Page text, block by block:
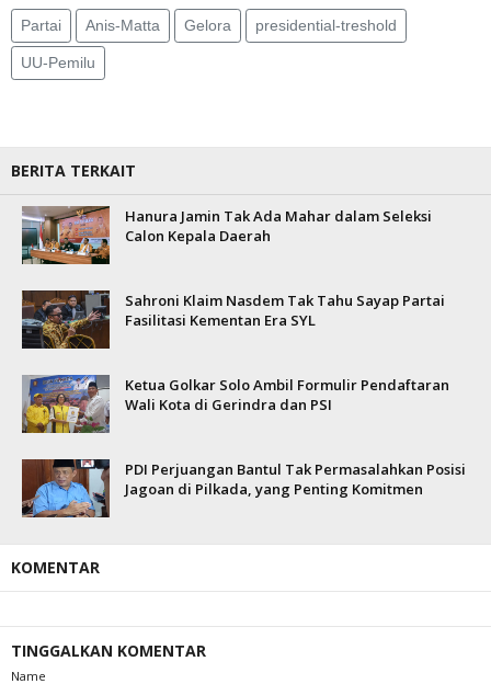
Partai Anis-Matta Gelora presidential-treshold
UU-Pemilu
BERITA TERKAIT
Hanura Jamin Tak Ada Mahar dalam Seleksi
Calon Kepala Daerah
Sahroni Klaim Nasdem Tak Tahu Sayap Partai
Fasilitasi Kementan Era SYL
Ketua Golkar Solo Ambil Formulir Pendaftaran
Wali Kota di Gerindra dan PSI
PDI Perjuangan Bantul Tak Permasalahkan Posisi
Jagoan di Pilkada, yang Penting Komitmen
KOMENTAR
TINGGALKAN KOMENTAR
Name